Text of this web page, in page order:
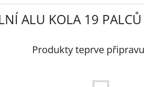
ALU KOLA 19 PALCŮ
Produkty teprve